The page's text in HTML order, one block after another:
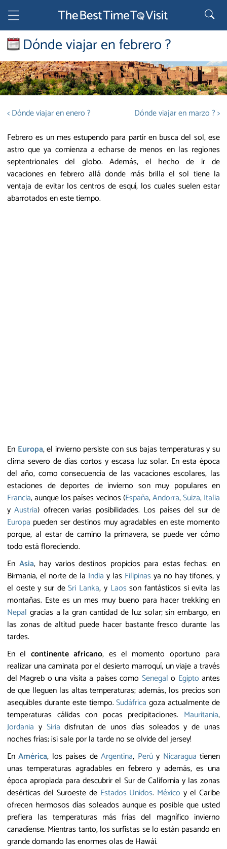
Dónde viajar en febrero ?
< Dónde viajar en enero ?
Dónde viajar en marzo ? >
Febrero es un mes estupendo para partir en busca del sol, ese
astro que ya comienza a echarse de menos en las regiones
septentrionales del globo. Además, el hecho de ir de
vacaciones en febrero allá donde más brilla el sol tiene la
ventaja de evitar los centros de esquí, los cuales suelen estar
abarrotados en este tiempo.
En Europa, el invierno persiste con sus bajas temperaturas y su
clima severo de días cortos y escasa luz solar. En esta época
del año, como consecuencia de las vacaciones escolares, las
estaciones de deportes de invierno son muy populares en
Francia, aunque los países vecinos (España,Andorra,Suiza,Italia
yAustria) ofrecen varias posibilidades. Los países del sur de
Europa pueden ser destinos muy agradables en este momento
porque, al estar de camino la primavera, se puede ver cómo
todo está floreciendo.
En Asia, hay varios destinos propicios para estas fechas: en
Birmania, el norte de la India y las Filipinas ya no hay tifones, y
el oeste y sur deSri Lanka, y Laos son fantásticos si evita las
montañas. Este es un mes muy bueno para hacer trekking en
Nepal gracias a la gran cantidad de luz solar; sin embargo, en
las zonas de altitud puede hacer bastante fresco durante las
tardes.
En el continente africano, es el momento oportuno para
realizar una caminata por el desierto marroquí, un viaje a través
del Magreb o una visita a países como Senegal o Egipto antes
de que lleguen las altas temperaturas; además, los precios son
asequibles durante este tiempo.Sudáfrica goza actualmente de
temperaturas cálidas con pocas precipitaciones. Mauritania,
Jordania y Siria disfrutan de unos días soleados y de unas
noches frías; ¡si sale por la tarde no se olvide del jersey!
EnAmérica, los países deArgentina, Perúy Nicaragua tienen
unas temperaturas agradables en febrero y además, es una
época apropiada para descubrir el Sur de California y las zonas
desérticas del Suroeste de Estados Unidos. México y el Caribe
ofrecen hermosos días soleados aunque es posible que usted
prefiera las temperaturas más frías del magnífico invierno
canadiense. Mientras tanto, los surfistas se lo están pasando en
grande domando las enormes olas de Hawái.